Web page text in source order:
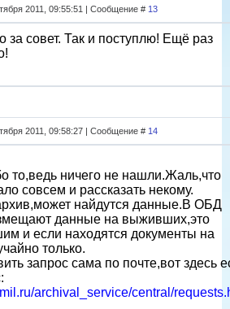
2011, 09:55:51 | Сообщение # 13
за совет. Так и поступлю! Ещё раз
2011, 09:58:27 | Сообщение # 14
то,ведь ничего не нашли.Жаль,что
совсем и рассказать некому.
найдутся данные.В ОБД
данные на выживших,это
и если находятся документы на
только.
запрос сама по почте,вот здесь
archival_service/central/